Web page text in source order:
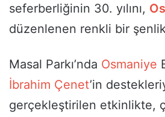
seferberliğinin 30. yılını,
düzenlenen renkli bir
Masal Parkı’nda Osmaniye
İbrahim Çenet’in
gerçekleştirilen etkinlikte,